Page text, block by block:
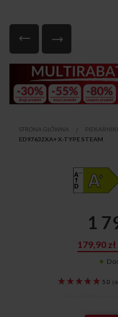
początek
galerii
STRONA GŁÓWNA PIEKARNIKI
ED97632XA+ X-TYPE STEAM
5.0 (
1
179,90